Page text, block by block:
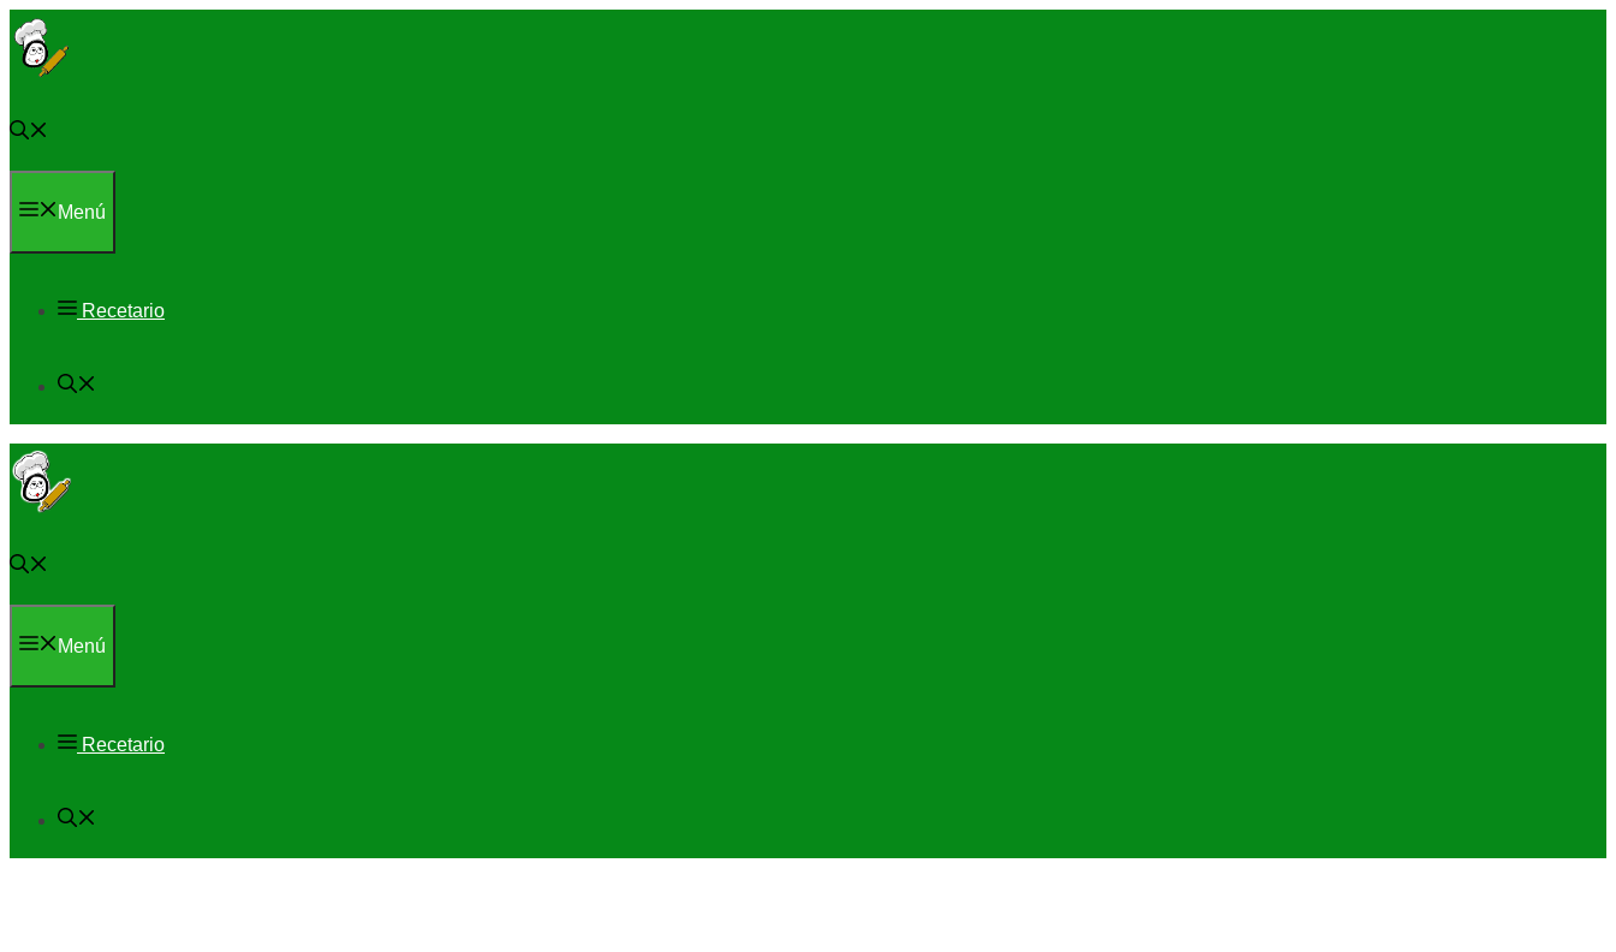
Saltar
al
Menú
Recetario
Menú
Recetario